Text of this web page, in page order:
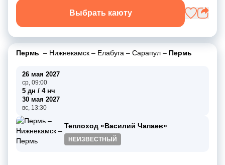
Выбрать каюту
Пермь – Нижнекамск – Елабуга – Сарапул – Пермь
26 мая 2027
ср, 09:00
5 дн / 4 нч
30 мая 2027
вс, 13:30
Теплоход «Василий Чапаев»
НЕИЗВЕСТНЫЙ